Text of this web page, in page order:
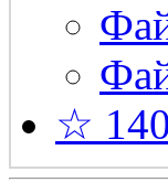
☆ 140